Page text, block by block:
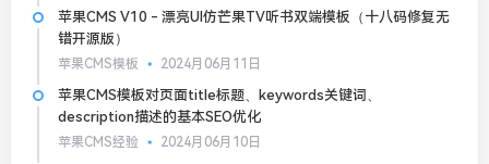
苹果CMS V10 - 漂亮UI仿芒果TV听书双端模板（十八码修复无
错开源版）
苹果CMS模板 2024月06月11日
苹果CMS模板对页面title标题、keywords关键词、
description描述的基本SEO优化
苹果CMS经验 2024月06月10日